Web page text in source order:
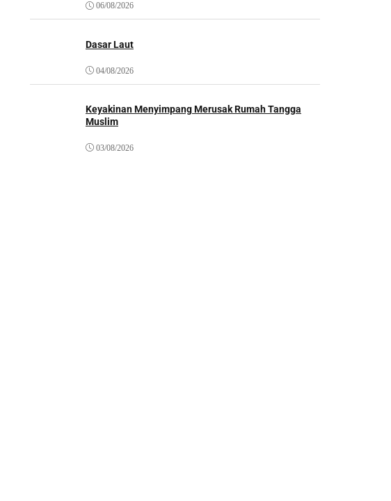
06/08/2026
Dasar Laut
04/08/2026
Keyakinan Menyimpang Merusak Rumah Tangga
Muslim
03/08/2026